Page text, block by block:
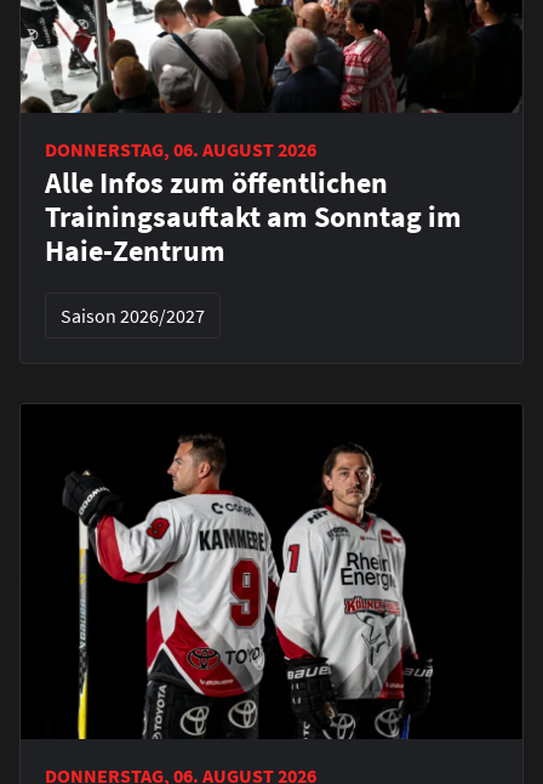
DONNERSTAG, 06. AUGUST 2026
Alle Infos zum öffentlichen
Trainingsauftakt am Sonntag im
Haie-Zentrum
Saison 2026/2027
DONNERSTAG, 06. AUGUST 2026